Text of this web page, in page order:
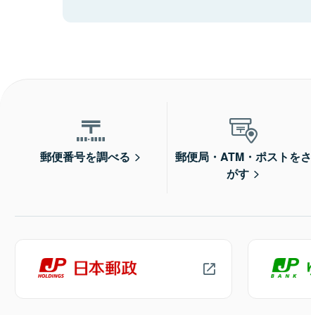
郵便番号を調べる
郵便局・ATM・ポストをさ
がす